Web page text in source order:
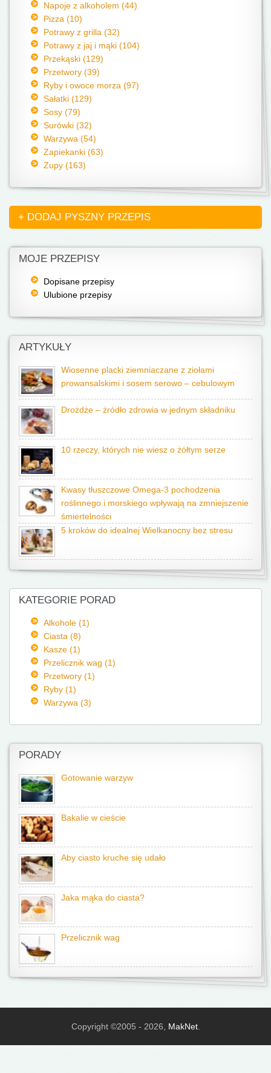
Napoje z alkoholem (44)
Pizza (10)
Potrawy z grilla (32)
Potrawy z jaj i mąki (104)
Przekąski (129)
Przetwory (39)
Ryby i owoce morza (97)
Sałatki (129)
Sosy (79)
Surówki (32)
Warzywa (54)
Zapiekanki (63)
Zupy (163)
+ DODAJ PYSZNY PRZEPIS
MOJE PRZEPISY
Dopisane przepisy
Ulubione przepisy
ARTYKUŁY
Wiosenne placki ziemniaczane z ziołami
prowansalskimi i sosem serowo – cebulowym
Drożdże – źródło zdrowia w jednym składniku
10 rzeczy, których nie wiesz o żółtym serze
Kwasy tłuszczowe Omega-3 pochodzenia
roślinnego i morskiego wpływają na zmniejszenie
śmiertelności
5 kroków do idealnej Wielkanocny bez stresu
KATEGORIE PORAD
Alkohole (1)
Ciasta (8)
Kasze (1)
Przelicznik wag (1)
Przetwory (1)
Ryby (1)
Warzywa (3)
PORADY
Gotowanie warzyw
Bakalie w cieście
Aby ciasto kruche się udało
Jaka mąka do ciasta?
Przelicznik wag
Copyright ©2005 - 2026, MakNet.